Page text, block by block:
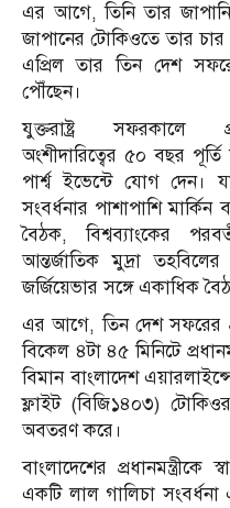
এর আগে, তিনি তার
জাপানের টোকিওতে তার
এপ্রিল তার তিন দেশ
পৌঁছেন।
যুক্তরাষ্ট্র সফরকালে
অংশীদারিত্বের ৫০ বছর
পার্শ্ব ইভেন্টে যোগ দেন।
সংবর্ধনার পাশাপাশি
বৈঠক, বিশ্বব্যাংকের
আন্তর্জাতিক মুদ্রা তহবিলের
জর্জিয়েভার সঙ্গে একাধিক
এর আগে, তিন দেশ সফরের
বিকেল ৪টা ৪৫ মিনিটে
বিমান বাংলাদেশ
ফ্লাইট (বিজি১৪০৩)
অবতরণ করে।
বাংলাদেশের
একটি লাল গালিচা সংবর্ধনা